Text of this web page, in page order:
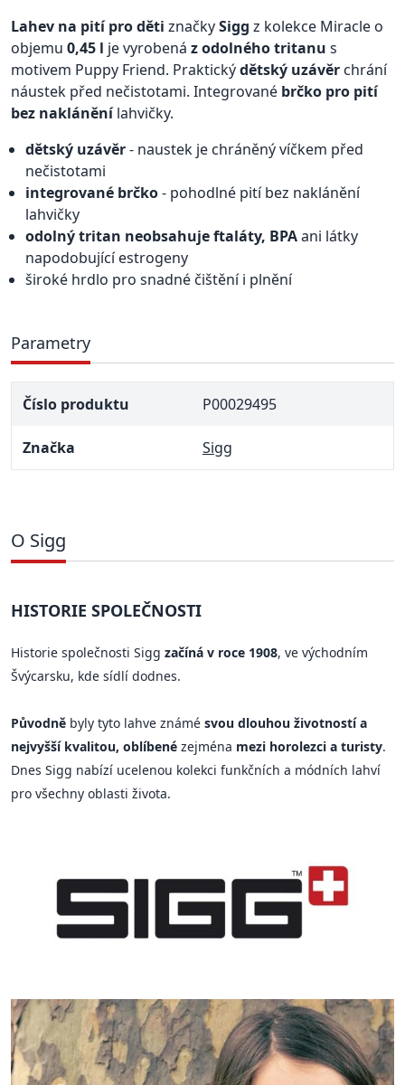
Lahev na pití pro děti značkySigg z kolekce Miracle o
objemu 0,45 l je vyrobená z odolného tritanu s
motivem Puppy Friend. Praktickýdětský uzávěr chrání
náustek před nečistotami. Integrované brčko pro pití
bez nakláněnílahvičky.
dětský uzávěr- naustek je chráněný víčkem před
nečistotami
integrované brčko- pohodlné pití bez naklánění
lahvičky
odolný tritan neobsahuje ftaláty, BPAani látky
napodobující estrogeny
široké hrdlo pro snadné čištění i plnění
Parametry
Číslo produktu P00029495
Značka Sigg
O Sigg
HISTORIE SPOLEČNOSTI
Historie společnosti Sigg začíná v roce 1908, ve východním
Švýcarsku, kde sídlí dodnes.
Původně byly tyto lahve známé svou dlouhou životností a
nejvyšší kvalitou, oblíbené zejména mezi horolezci a turisty.
Dnes Sigg nabízí ucelenou kolekci funkčních a módních lahví
pro všechny oblasti života.